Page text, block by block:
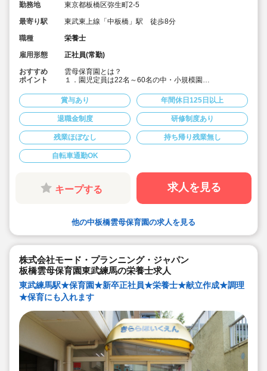
勤務地
東京都板橋区弥生町2-5
最寄り駅
東武東上線「中板橋」駅 徒歩8分
職種
栄養士
雇用形態
正社員(常勤)
おすすめ
ポイント
雲母保育園とは？
１．園児定員は22名～60名の中・小規模園
長を見守ることができます。
２．食育へのこだわりがすごい！
各園、管理栄養士・栄養士を複数名配置しています。独
自の食育への取り組みは以下です。
【オリジナルの献立作成】
各園、毎月自由にテーマを決めて献立を作成。
(例)「世界の料理を和風アレンジ給食」・「日本の郷土料
理献立」など、地域の特性や子ども達の好みを取り入れ
【クッキング保育】
月に1回程度、クッキング保育を取り入れ、子どもたちの
の買い出しに行くこともあります！
管理栄養士・栄養士も交代で保育に入っています。子ど
もたちの様子を間近で見ることで、1人1人に合った食の
面から成長を支えています。
３．保護者との『5分間対話』
毎日、お迎えの際に保護者の方とお話します。保護者の
方との何気ない会話、管理栄養士・栄養士としてのみな
スを行い、信頼関係を培っていきます。
そして、雲母保育園の売りは何と言っても
『働いている職員みなさん』です！
賞与あり 年間休日125日以上
退職金制度 研修制度あり
残業ほぼなし 持ち帰り残業無し
自転車通勤OK
キープする 求人を見る
他の中板橋雲母保育園の求人を見る
株式会社モード・プランニング・ジャパン
板橋雲母保育園東武練馬の栄養士求人
東武練馬駅★保育園★新卒正社員★栄養士★献立作成★調理
★保育にも入れます